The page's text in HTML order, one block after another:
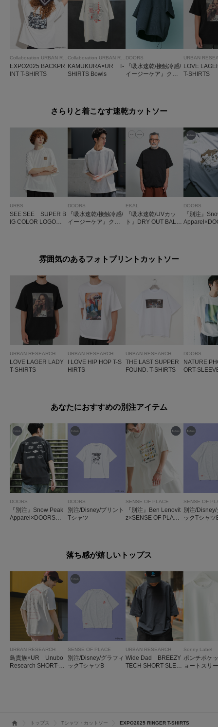
とじる
Collaboration URBAN RESEARCH
EXPO2025 BACKPR
INT T-SHIRTS
Collaboration URBAN RESEARCH
KAMUKURA×UR T-
SHIRTS Bowls
DOORS
『吸水速乾/接触冷感/
イージーケア』クイ
URBAN
LOVE
T-SHIRTS
さらりと着こなす速乾カットソー
URBS
SEE SEE SUPER B
IG COLOR LOGO T
DOORS
『吸水速乾/接触冷感/
イージーケア』クイ
EKAL
『吸水速乾/UVカッ
ト』DRY OUT BALL
DOORS
『別注』
雰囲気のあるフォトプリントカットソー
URBAN RESEARCH
LOVE LAGER LADY
T-SHIRTS
URBAN RESEARCH
I LOVE HIP HOP T-S
HIRTS
URBAN RESEARCH
THE LAST SUPPER
FOUND. T-SHIRTS
DOORS
NATURE
ORT-
あなたにおすすめの別注アイテム
DOORS
『別注』Snow Peak
Apparel×DOORS P
DOORS
別注/Disney/プリント
Tシャツ
SENSE OF PLACE
『別注』Ben Lenovit
z×SENSE OF PLACE
SENSE OF
別注/
ックTシャツ
落ち感が嬉しいトップス
URBAN RESEARCH
鳥貴族×UR Unubo
Research SHORT-SL
SENSE OF PLACE
別注/Disney/グラフィ
ックTシャツB
URBAN RESEARCH
Wide Dad BREEZY
TECH SHORT-SLEE
Sonny Label
ポンチポケ
ョートスリ
トップス Tシャツ・カットソー EXPO2025 RINGER T-SHIRTS